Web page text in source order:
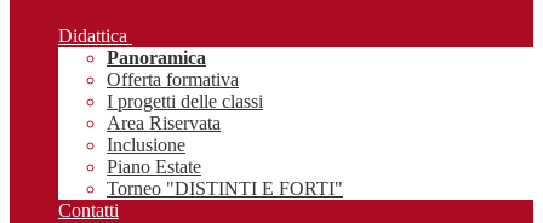
Didattica
Panoramica
Offerta formativa
I progetti delle classi
Area Riservata
Inclusione
Piano Estate
Torneo "DISTINTI E FORTI"
Contatti